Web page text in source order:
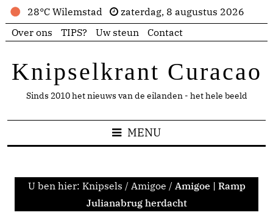
28°C Wilemstad
zaterdag, 8 augustus 2026
Over ons
TIPS? Uw steun Contact
Knipselkrant Curacao
Sinds 2010 het nieuws van de eilanden - het hele beeld
MENU
U ben hier: Knipsels / Amigoe / Amigoe | Ramp
Julianabrug herdacht